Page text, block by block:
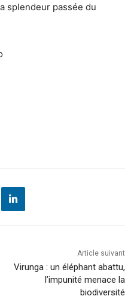
splendeur passée du
Article suivant
Virunga : un éléphant abattu,
l’impunité menace la
biodiversité